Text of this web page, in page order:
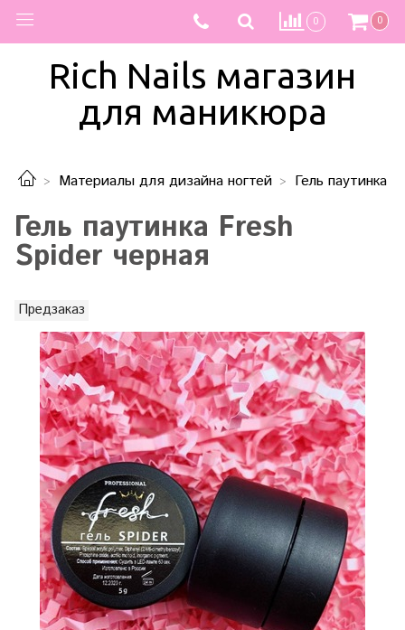
0 0
Rich Nails магазин
для маникюра
Материалы для дизайна ногтей Гель паутинка
Гель паутинка Fresh
Spider черная
Предзаказ